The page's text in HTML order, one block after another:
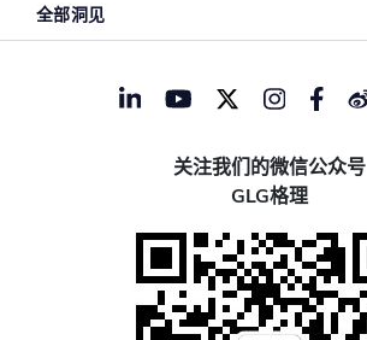
全部洞见
关注我们的微信公众号
GLG格理